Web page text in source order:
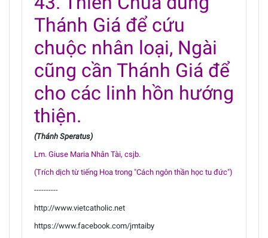
Thánh Giá để cứu
chuộc nhân loại, Ngài
cũng cần Thánh Giá để
cho các linh hồn hướng
thiện.
(Thánh Speratus)
Lm. Giuse Maria Nhân Tài, csjb.
(Trích dịch từ tiếng Hoa trong "Cách ngôn thần học tu đức")
----------
http://www.vietcatholic.net
https://www.facebook.com/jmtaiby